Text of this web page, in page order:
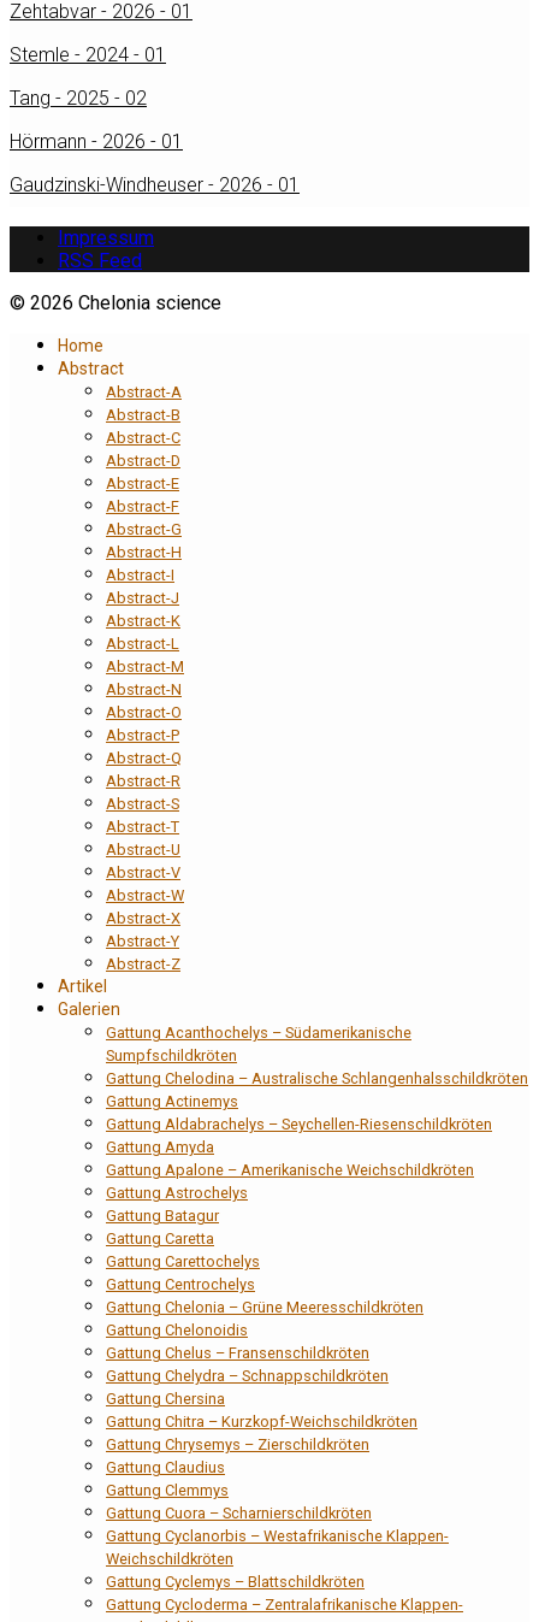
Zehtabvar - 2026 - 01
Stemle - 2024 - 01
Tang - 2025 - 02
Hörmann - 2026 - 01
Gaudzinski-Windheuser - 2026 - 01
Impressum
RSS Feed
© 2026 Chelonia science
Home
Abstract
Abstract-A
Abstract-B
Abstract-C
Abstract-D
Abstract-E
Abstract-F
Abstract-G
Abstract-H
Abstract-I
Abstract-J
Abstract-K
Abstract-L
Abstract-M
Abstract-N
Abstract-O
Abstract-P
Abstract-Q
Abstract-R
Abstract-S
Abstract-T
Abstract-U
Abstract-V
Abstract-W
Abstract-X
Abstract-Y
Abstract-Z
Artikel
Galerien
Gattung Acanthochelys – Südamerikanische
Sumpfschildkröten
Gattung Chelodina – Australische Schlangenhalsschildkröten
Gattung Actinemys
Gattung Aldabrachelys – Seychellen-Riesenschildkröten
Gattung Amyda
Gattung Apalone – Amerikanische Weichschildkröten
Gattung Astrochelys
Gattung Batagur
Gattung Caretta
Gattung Carettochelys
Gattung Centrochelys
Gattung Chelonia – Grüne Meeresschildkröten
Gattung Chelonoidis
Gattung Chelus – Fransenschildkröten
Gattung Chelydra – Schnappschildkröten
Gattung Chersina
Gattung Chitra – Kurzkopf-Weichschildkröten
Gattung Chrysemys – Zierschildkröten
Gattung Claudius
Gattung Clemmys
Gattung Cuora – Scharnierschildkröten
Gattung Cyclanorbis – Westafrikanische Klappen-
Weichschildkröten
Gattung Cyclemys – Blattschildkröten
Gattung Cycloderma – Zentralafrikanische Klappen-